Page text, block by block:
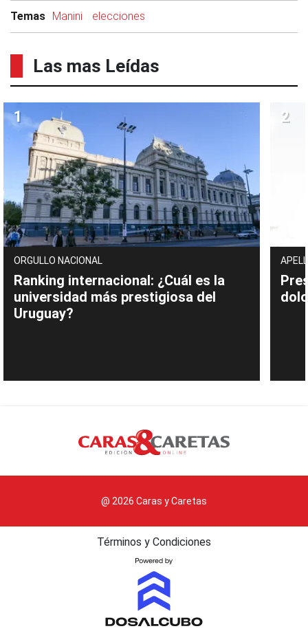
Temas Manini elecciones
Las mas Leídas
ORGULLO NACIONAL
Ranking internacional: ¿Cuál es la
universidad más prestigiosa del
Uruguay?
@ 2026 Caras y Caretas
Términos y Condiciones